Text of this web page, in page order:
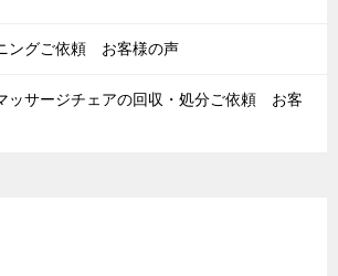
ングご依頼 お客様の声
ッサージチェアの回収・処分ご依頼 お客